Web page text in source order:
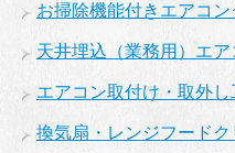
お掃除機能付きエアコ
天井埋込（業務用）エア
エアコン取付け・取外し
換気扇・レンジフード